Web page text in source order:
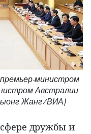
министром
Австралии
Жанг/ВИА)
дружбы и